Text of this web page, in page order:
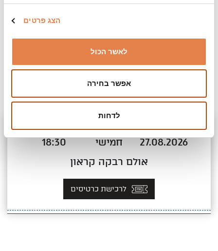
הצג פרטים
לאשר הכול
אפשר בחירה
לדחות
27.08.2026 חמישי
18:30
אולם רבקה קראון
לרכישת כרטיסים